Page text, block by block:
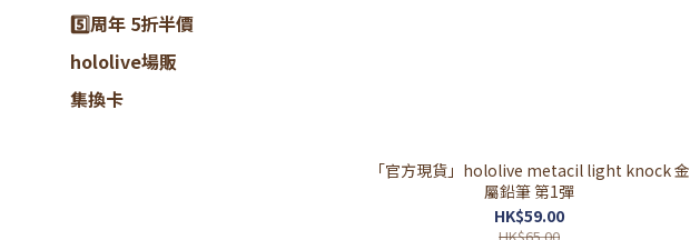
5️⃣周年 5折半價
hololive場販
集換卡
「官方現貨」hololive metacil light knock 金
屬鉛筆 第1彈
HK$59.00